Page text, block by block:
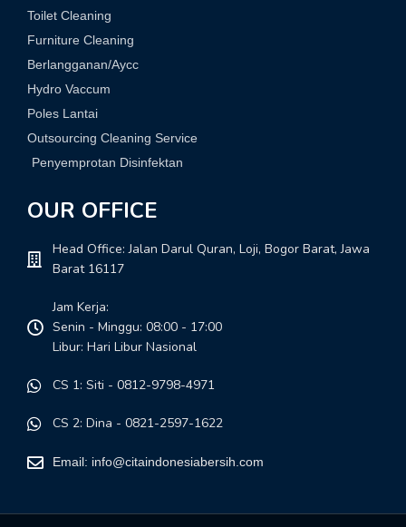
Toilet Cleaning
Furniture Cleaning
Berlangganan/Aycc
Hydro Vaccum
Poles Lantai
Outsourcing Cleaning Service
Penyemprotan Disinfektan
OUR OFFICE
Head Office: Jalan Darul Quran, Loji, Bogor Barat, Jawa
Barat 16117
Jam Kerja:
Senin - Minggu: 08:00 - 17:00
Libur: Hari Libur Nasional
CS 1: Siti - 0812-9798-4971
CS 2: Dina - 0821-2597-1622
Email: info@citaindonesiabersih.com